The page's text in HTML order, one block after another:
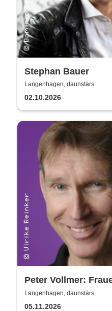
Stephan Bauer
Langenhagen, daunstärs
02.10.2026
Peter Vollmer:
verblühen - Männer
Langenhagen, daunstärs
05.11.2026